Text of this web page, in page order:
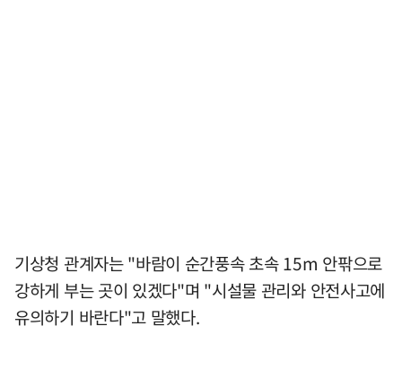
기상청 관계자는 "바람이 순간풍속 초속 15m 안팎으로
강하게 부는 곳이 있겠다"며 "시설물 관리와 안전사고에
유의하기 바란다"고 말했다.